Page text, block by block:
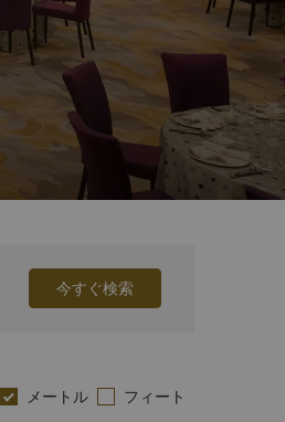
今すぐ検索
メートル フィート